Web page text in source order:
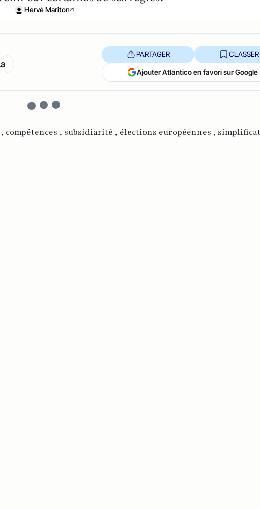
Hervé Mariton
PARTAGER CLASSER
Ajouter Atlantico en favori sur Google
compétences , subsidiarité , élections européennes ,